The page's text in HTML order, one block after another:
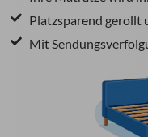
Platzsparend gerollt
Mit